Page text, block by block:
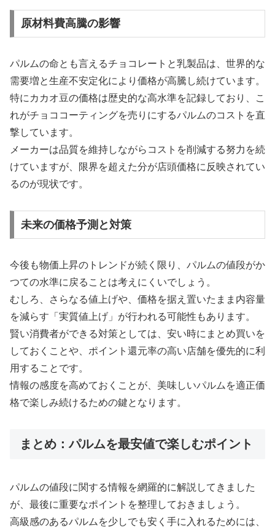
原材料費高騰の影響
パルムの命とも言えるチョコレートと乳製品は、世界的な
需要増と生産不安定化により価格が高騰し続けています。
特にカカオ豆の価格は歴史的な高水準を記録しており、こ
れがチョココーティングを売りにするパルムのコストを直
撃しています。
メーカーは品質を維持しながらコストを削減する努力を続
けていますが、限界を超えた分が店頭価格に反映されてい
るのが現状です。
未来の価格予測と対策
今後も物価上昇のトレンドが続く限り、パルムの値段がか
つての水準に戻ることは考えにくいでしょう。
むしろ、さらなる値上げや、価格を据え置いたまま内容量
を減らす「実質値上げ」が行われる可能性もあります。
賢い消費者ができる対策としては、安い時にまとめ買いを
しておくことや、ポイント還元率の高い店舗を優先的に利
用することです。
情報の感度を高めておくことが、美味しいパルムを適正価
格で楽しみ続けるための鍵となります。
まとめ：パルムを最安値で楽しむポイント
パルムの値段に関する情報を網羅的に解説してきました
が、最後に重要なポイントを整理しておきましょう。
高級感のあるパルムを少しでも安く手に入れるためには、